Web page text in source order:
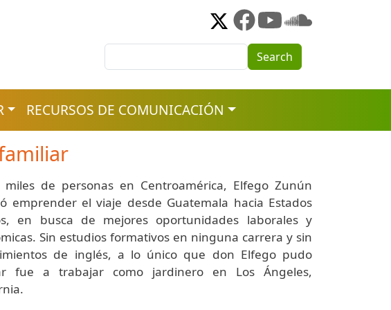
Search
RECURSOS DE COMUNICACIÓN
miles de personas en Centroamérica, Elfego Zunún
emprender el viaje desde Guatemala hacia Estados
en busca de mejores oportunidades laborales y
Sin estudios formativos en ninguna carrera y sin
de inglés, a lo único que don Elfego pudo
fue a trabajar como jardinero en Los Ángeles,